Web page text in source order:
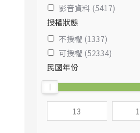
影音資料 (5417)
授權狀態
不授權 (1337)
可授權 (52334)
民國年份